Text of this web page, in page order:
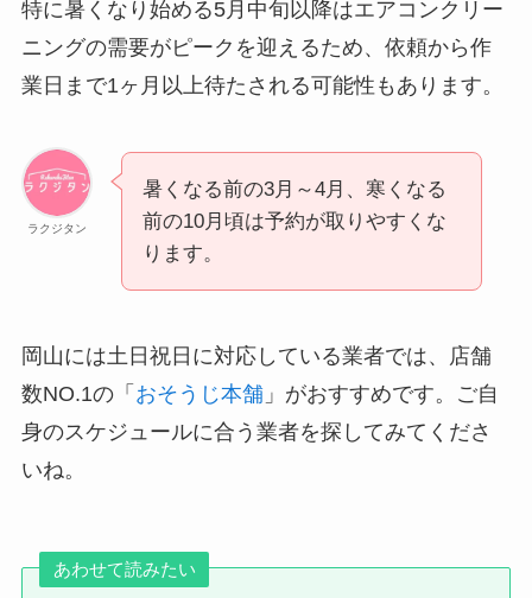
特に暑くなり始める5月中旬以降はエアコンクリー
ニングの需要がピークを迎えるため、依頼から作
業日まで1ヶ月以上待たされる可能性もあります。
ラクジタン
暑くなる前の3月～4月、寒くなる
前の10月頃は予約が取りやすくな
ります。
岡山には土日祝日に対応している業者では、店舗
数NO.1の「 おそうじ本舗」がおすすめです。ご自
身のスケジュールに合う業者を探してみてくださ
いね。
あわせて読みたい